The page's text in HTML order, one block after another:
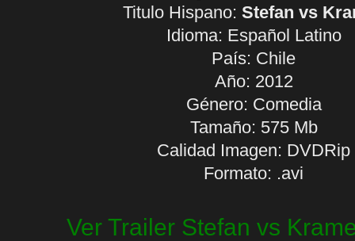
Titulo Hispano: Stefan vs
Idioma: Español Latino
País: Chile
Año: 2012
Género: Comedia
Tamaño: 575 Mb
Calidad Imagen: DVDRip
Formato: .avi
Ver Trailer Stefan vs